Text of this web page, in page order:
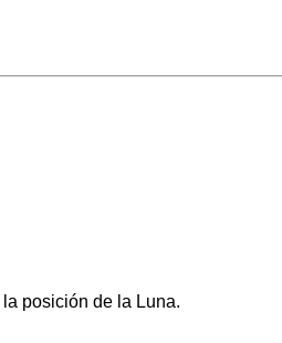
posición de la Luna.